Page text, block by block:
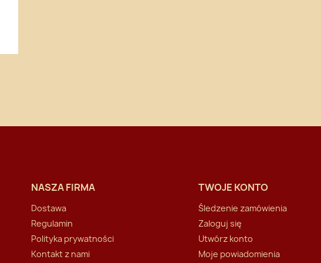
NASZA FIRMA
Dostawa
Regulamin
Polityka prywatności
Kontakt z nami
TWOJE KONTO
Śledzenie zamówienia
Zaloguj się
Utwórz konto
Moje powiadomienia